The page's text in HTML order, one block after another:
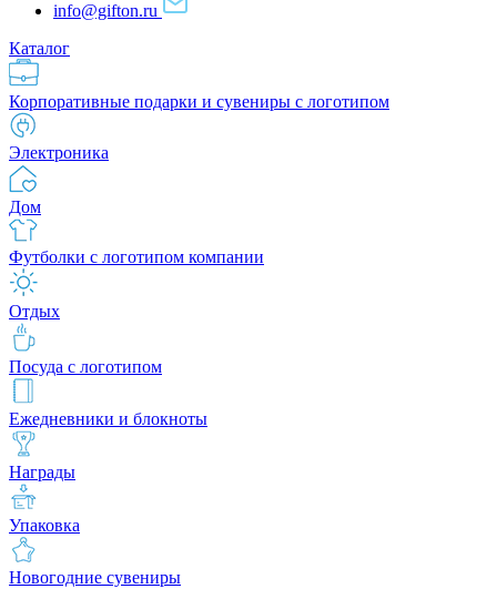
info@gifton.ru
Каталог
Корпоративные подарки и сувениры с логотипом
Электроника
Дом
Футболки с логотипом компании
Отдых
Посуда с логотипом
Ежедневники и блокноты
Награды
Упаковка
Новогодние сувениры